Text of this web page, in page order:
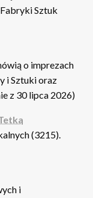
Sztuk
o imprezach
i Sztuki oraz
z 30 lipca 2026)
(3215).
i